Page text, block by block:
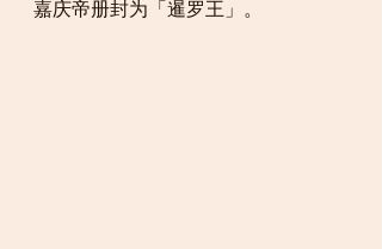
嘉庆帝册封为「暹罗王」。